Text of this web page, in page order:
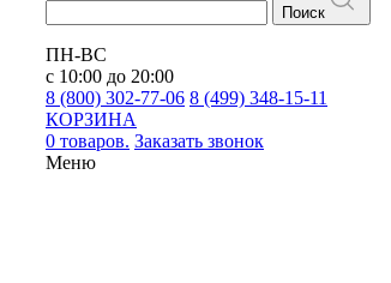
Поиск
ПН-ВС
с 10:00 до 20:00
8 (800) 302-77-06 8 (499) 348-15-11
КОРЗИНА
0 товаров. Заказать звонок
Меню